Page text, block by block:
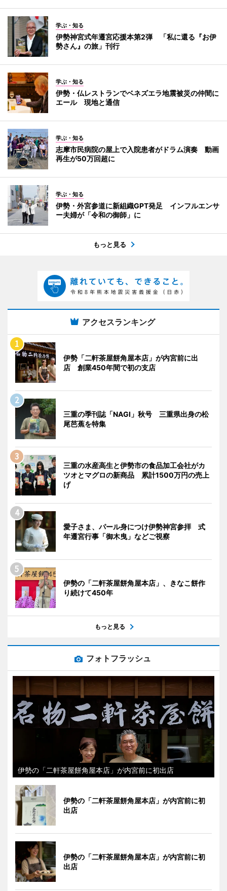
学ぶ・知る
伊勢神宮式年遷宮応援本第2弾 「私に還る『お伊
勢さん』の旅」刊行
学ぶ・知る
伊勢・仏レストランでベネズエラ地震被災の仲間に
エール 現地と通信
学ぶ・知る
志摩市民病院の屋上で入院患者がドラム演奏 動画
再生が50万回超に
学ぶ・知る
伊勢・外宮参道に新組織GPT発足 インフルエンサ
ー夫婦が「令和の御師」に
もっと見る
アクセスランキング
伊勢「二軒茶屋餅角屋本店」が内宮前に出
店 創業450年間で初の支店
三重の季刊誌「NAGI」秋号 三重県出身の松
尾芭蕉を特集
三重の水産高生と伊勢市の食品加工会社がカ
ツオとマグロの新商品 累計1500万円の売上
げ
愛子さま、パール身につけ伊勢神宮参拝 式
年遷宮行事「御木曳」などご視察
伊勢の「二軒茶屋餅角屋本店」、きなこ餅作
り続けて450年
もっと見る
フォトフラッシュ
伊勢の「二軒茶屋餅角屋本店」が内宮前に初出店
伊勢の「二軒茶屋餅角屋本店」が内宮前に初
出店
伊勢の「二軒茶屋餅角屋本店」が内宮前に初
出店